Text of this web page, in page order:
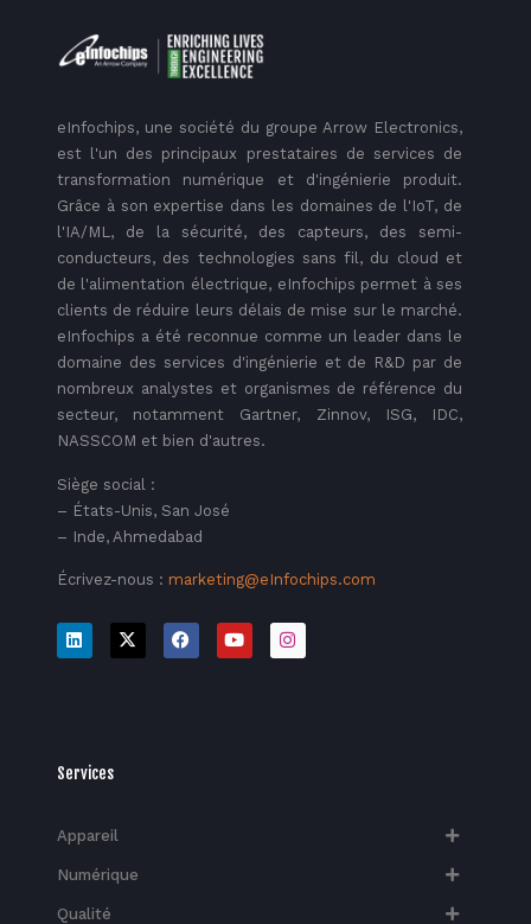
eInfochips, une société du groupe Arrow Electronics,
est l'un des principaux prestataires de services de
transformation numérique et d'ingénierie produit.
Grâce à son expertise dans les domaines de l'IoT, de
l'IA/ML, de la sécurité, des capteurs, des semi-
conducteurs, des technologies sans fil, du cloud et
de l'alimentation électrique, eInfochips permet à ses
clients de réduire leurs délais de mise sur le marché.
eInfochips a été reconnue comme un leader dans le
domaine des services d'ingénierie et de R&D par de
nombreux analystes et organismes de référence du
secteur, notamment Gartner, Zinnov, ISG, IDC,
NASSCOM et bien d'autres.
Siège social :
– États-Unis, San José
– Inde, Ahmedabad
Écrivez-nous : marketing@eInfochips.com
Services
Appareil
Numérique
Qualité